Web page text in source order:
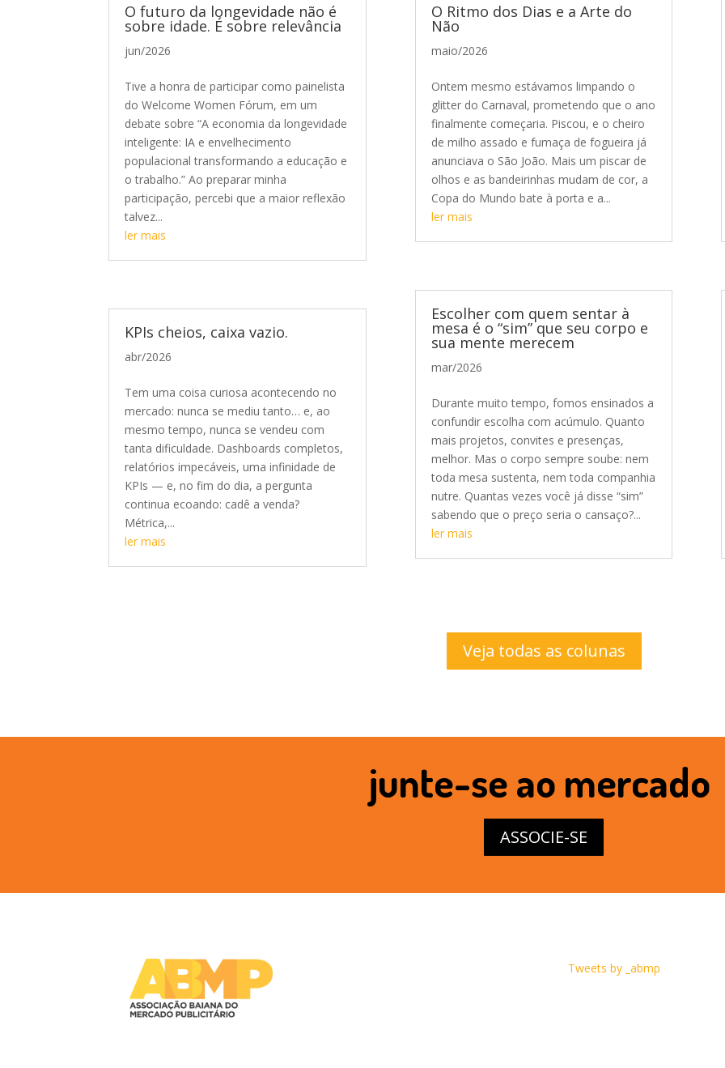
O futuro da longevidade não é
sobre idade. É sobre relevância
jun/2026
Tive a honra de participar como painelista
do Welcome Women Fórum, em um
debate sobre “A economia da longevidade
inteligente: IA e envelhecimento
populacional transformando a educação e
o trabalho.” Ao preparar minha
participação, percebi que a maior reflexão
talvez...
ler mais
KPIs cheios, caixa vazio.
abr/2026
Tem uma coisa curiosa acontecendo no
mercado: nunca se mediu tanto… e, ao
mesmo tempo, nunca se vendeu com
tanta dificuldade. Dashboards completos,
relatórios impecáveis, uma infinidade de
KPIs — e, no fim do dia, a pergunta
continua ecoando: cadê a venda?
Métrica,...
ler mais
O Ritmo dos Dias e a Arte do
Não
maio/2026
Ontem mesmo estávamos limpando o
glitter do Carnaval, prometendo que o ano
finalmente começaria. Piscou, e o cheiro
de milho assado e fumaça de fogueira já
anunciava o São João. Mais um piscar de
olhos e as bandeirinhas mudam de cor, a
Copa do Mundo bate à porta e a...
ler mais
Escolher com quem sentar à
mesa é o “sim” que seu corpo e
sua mente merecem
mar/2026
Durante muito tempo, fomos ensinados a
confundir escolha com acúmulo. Quanto
mais projetos, convites e presenças,
melhor. Mas o corpo sempre soube: nem
toda mesa sustenta, nem toda companhia
nutre. Quantas vezes você já disse “sim”
sabendo que o preço seria o cansaço?...
ler mais
Veja todas as colunas
junte-se ao mercado
ASSOCIE-SE
Tweets by _abmp